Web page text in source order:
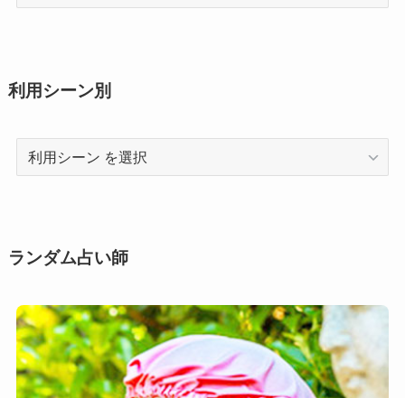
術
利用シーン別
利
用
ン
ランダム占い師